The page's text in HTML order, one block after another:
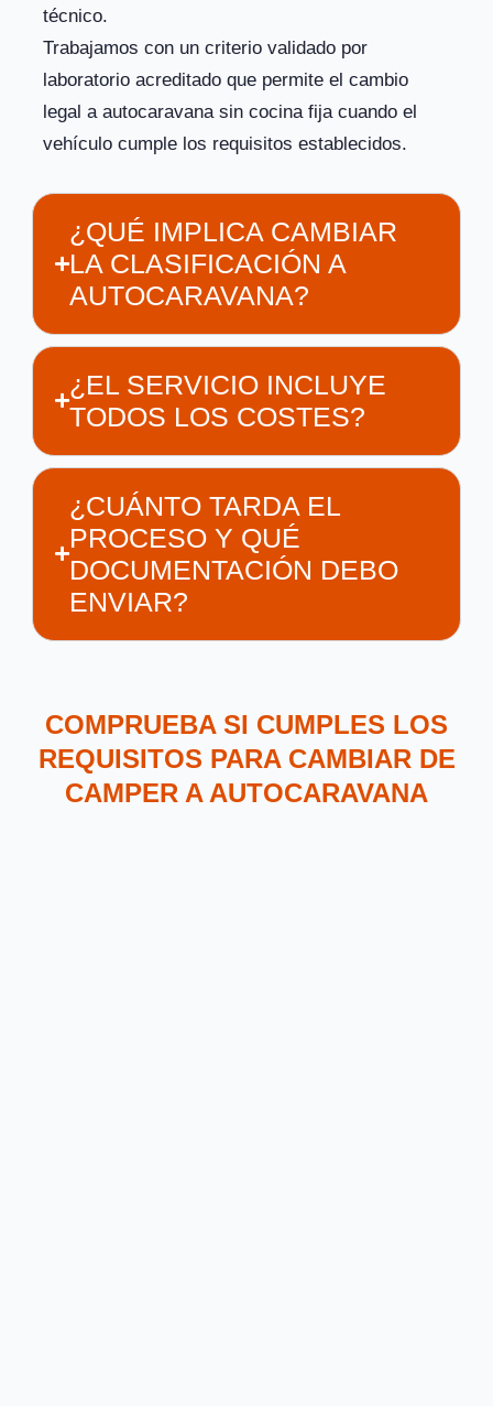
técnico.
Trabajamos con un criterio validado por
laboratorio acreditado que permite el cambio
legal a autocaravana sin cocina fija cuando el
vehículo cumple los requisitos establecidos.
¿QUÉ IMPLICA CAMBIAR
LA CLASIFICACIÓN A
AUTOCARAVANA?
¿EL SERVICIO INCLUYE
TODOS LOS COSTES?
¿CUÁNTO TARDA EL
PROCESO Y QUÉ
DOCUMENTACIÓN DEBO
ENVIAR?
COMPRUEBA SI CUMPLES LOS
REQUISITOS PARA CAMBIAR DE
CAMPER A AUTOCARAVANA